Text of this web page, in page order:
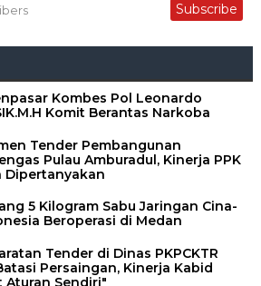
Subscribe
Kombes Pol Leonardo
Komit Berantas Narkoba
Tender Pembangunan
Pulau Amburadul, Kinerja PPK
Dipertanyakan
5 Kilogram Sabu Jaringan Cina-
Beroperasi di Medan
Tender di Dinas PKPCKTR
Persaingan, Kinerja Kabid
Aturan Sendiri"